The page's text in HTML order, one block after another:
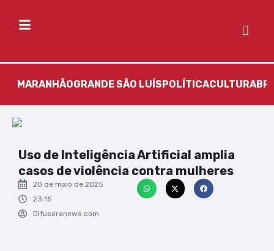
MARANHÃOGRANDE SÃO LUÍSPOLÍTICACULTURA
Uso de Inteligência Artificial amplia
casos de violência contra mulheres
20 de maio de 2025
23:15
Difusoranews.com